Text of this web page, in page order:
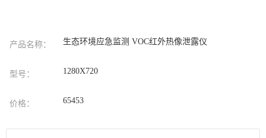
产品名称： 生态环境应急监测 VOC红外热像泄露仪
型号： 1280X720
价格： 65453